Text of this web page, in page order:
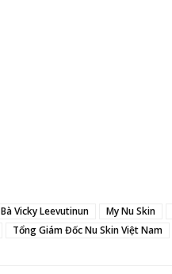
Bà Vicky Leevutinun My Nu Skin
Tổng Giám Đốc Nu Skin Việt Nam